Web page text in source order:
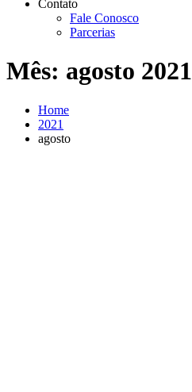
Contato
Fale Conosco
Parcerias
Mês: agosto 2021
Home
2021
agosto